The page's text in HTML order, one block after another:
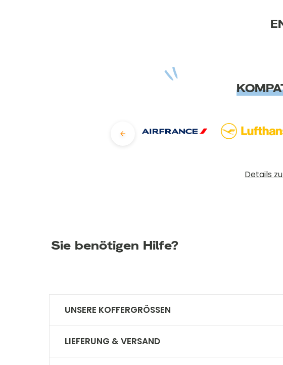
Details
Sie benötigen Hilfe?
UNSERE KOFFERGRÖSSEN
Sind bei den angegebenen Maßen die
Ja, bei Baage sind die Räder bei allen Größenangaben
LIEFERUNG & VERSAND
In welche Länder liefert Baage?